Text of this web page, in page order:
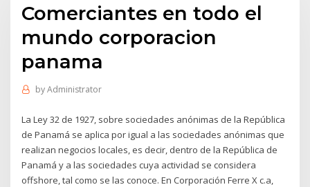
Comerciantes en todo el
mundo corporacion
panama
byAdministrator
La Ley 32 de 1927, sobre sociedades anónimas de la República
de Panamá se aplica por igual a las sociedades anónimas que
realizan negocios locales, es decir, dentro de la República de
Panamá y a las sociedades cuya actividad se considera
offshore, tal como se las conoce. En Corporación Ferre X c.a,